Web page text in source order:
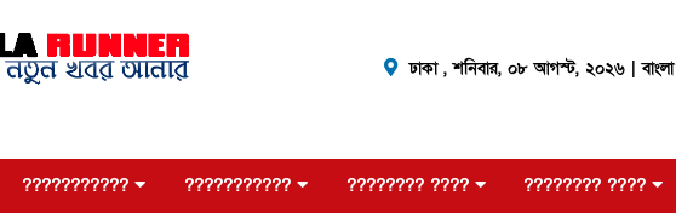
ঢাকা ,শনিবার, ০৮ আগস্ট, ২০২৬ | বাংলা
??????????? ??????????? ???????? ???? ???????? ????